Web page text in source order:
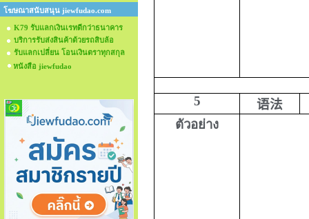
โฆษณาสนับสนุน jiewfudao.com
K79 รับแลกเงินเรทดีกว่าธนาคาร
บริการรับส่งสินค้าด้วยรถสิบล้อ
รับแลกเปลี่ยน โอนเงินตราทุกสกุล
หนังสือ jiewfudao
5
语法
ตัวอย่าง